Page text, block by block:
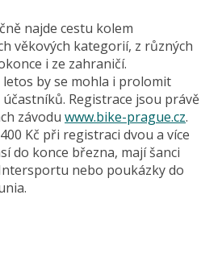
najde cestu kolem
věkových kategorií, z různých
i ze zahraničí.
by se mohla i prolomit
Registrace jsou právě
závodu www.bike-prague.cz.
Kč při registraci dvou a více
do konce března, mají šanci
nebo poukázky do